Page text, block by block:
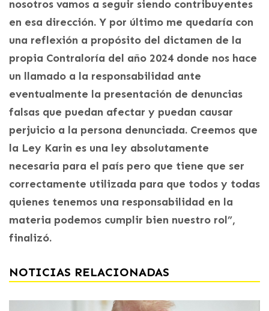
nosotros vamos a seguir siendo contribuyentes
en esa dirección. Y por último me quedaría con
una reflexión a propósito del dictamen de la
propia Contraloría del año 2024 donde nos hace
un llamado a la responsabilidad ante
eventualmente la presentación de denuncias
falsas que puedan afectar y puedan causar
perjuicio a la persona denunciada. Creemos que
la Ley Karin es una ley absolutamente
necesaria para el país pero que tiene que ser
correctamente utilizada para que todos y todas
quienes tenemos una responsabilidad en la
materia podemos cumplir bien nuestro rol”,
finalizó.
NOTICIAS RELACIONADAS